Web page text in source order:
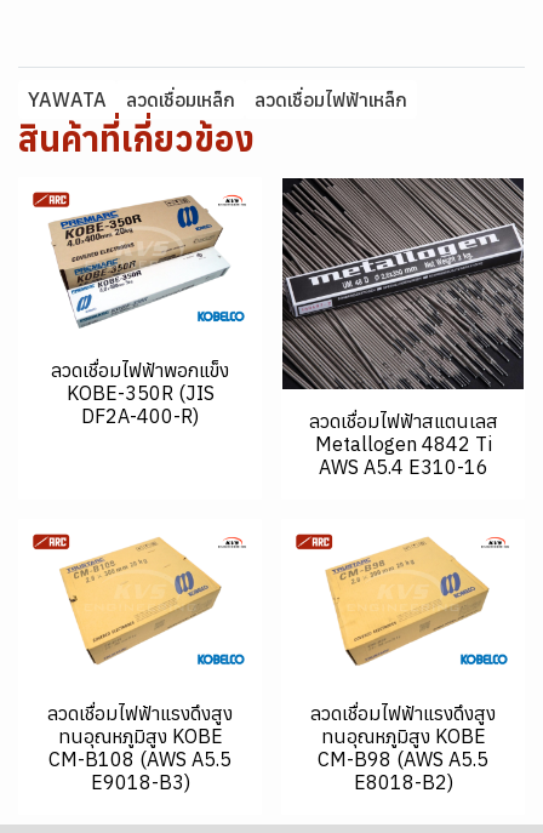
YAWATA ลวดเชื่อมเหล็ก ลวดเชื่อมไฟฟ้าเหล็ก
สินค้าที่เกี่ยวข้อง
ลวดเชื่อมไฟฟ้าพอกแข็ง
KOBE-350R (JIS
DF2A-400-R)
ลวดเชื่อมไฟฟ้าสแตนเลส
Metallogen 4842 Ti
AWS A5.4 E310-16
ลวดเชื่อมไฟฟ้าแรงดึงสูง
ทนอุณหภูมิสูง KOBE
CM-B108 (AWS A5.5
E9018-B3)
ลวดเชื่อมไฟฟ้าแรงดึงสูง
ทนอุณหภูมิสูง KOBE
CM-B98 (AWS A5.5
E8018-B2)